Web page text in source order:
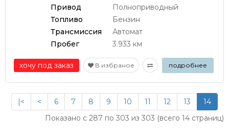
Привод
Полноприводный
Топливо
Бензин
Трансмиссия
Автомат
Пробег
3.933 км
хочу под заказ В избраное подробнее
|< < 6 7 8 9 10 11 12 13
14
Показано с 287 по 303 из 303 (всего 14 страниц)